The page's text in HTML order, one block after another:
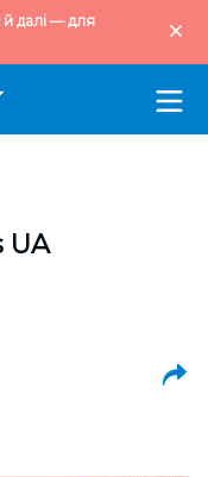
далі — для
UA